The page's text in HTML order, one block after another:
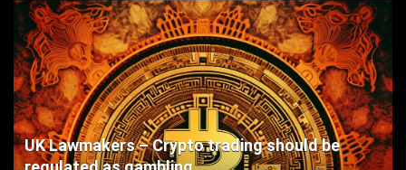
UK Lawmakers – Crypto trading should be